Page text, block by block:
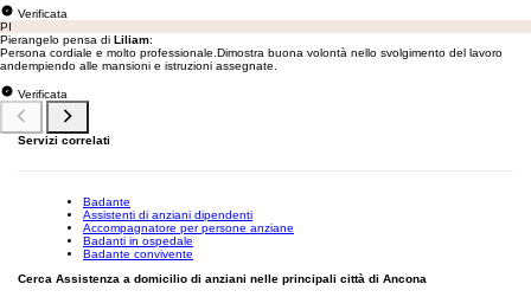
Verificata
PI
Pierangelo pensa di Liliam:
Persona cordiale e molto professionale.Dimostra buona volontà nello svolgimento del lavoro
andempiendo alle mansioni e istruzioni assegnate.
Verificata
Servizi correlati
Badante
Assistenti di anziani dipendenti
Accompagnatore per persone anziane
Badanti in ospedale
Badante convivente
Cerca Assistenza a domicilio di anziani nelle principali città di Ancona